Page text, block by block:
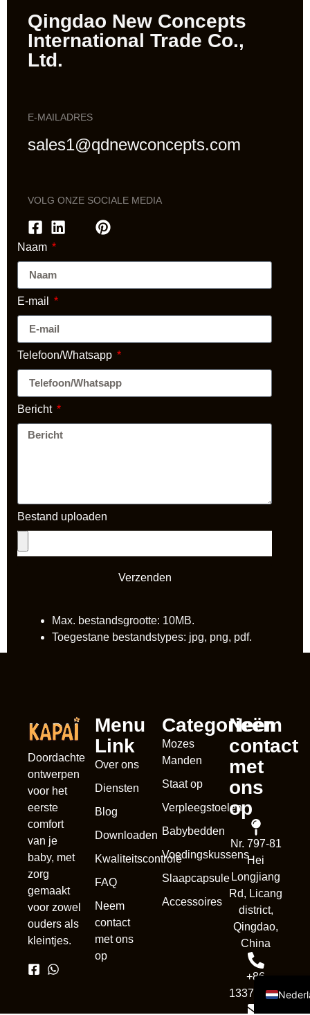
Qingdao New Concepts
International Trade Co.,
Ltd.
E-MAILADRES
sales1@qdnewconcepts.com
VOLG ONZE SOCIALE MEDIA
Naam
E-mail
Telefoon/Whatsapp
Bericht
Bestand uploaden
Verzenden
Max. bestandsgrootte: 10MB.
Toegestane bestandstypes: jpg, png, pdf.
Doordachte
ontwerpen
voor het
eerste
comfort
van je
baby, met
zorg
gemaakt
voor zowel
ouders als
kleintjes.
Menu
Link
Over ons
Diensten
Blog
Downloaden
Kwaliteitscontrole
FAQ
Neem
contact
met ons
op
Categorieën
Mozes
Manden
Staat op
Verpleegstoelen
Babybedden
Voedingskussens
Slaapcapsule
Accessoires
Neem
contact
met
ons
op
Nr. 797-81
Hei
Longjiang
Rd, Licang
district,
Qingdao,
China
+86
13370839302